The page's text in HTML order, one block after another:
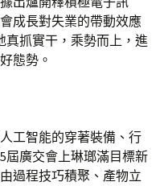
成長對失業的帶動效應
抓實干，乘勢而上，進
態勢。
工智能的穿著裝備、行
廣交會上琳瑯滿目標新
過程技巧積聚、產物立